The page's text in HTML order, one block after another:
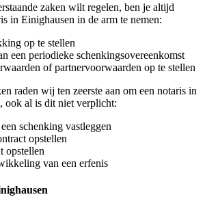
zaken wilt regelen, ben je altijd
in Einighausen in de arm te nemen:
op te stellen
een periodieke schenkingsovereenkomst
of partnervoorwaarden op te stellen
raden wij ten zeerste aan om een notaris in
ook al is dit niet verplicht:
schenking vastleggen
opstellen
opstellen
van een erfenis